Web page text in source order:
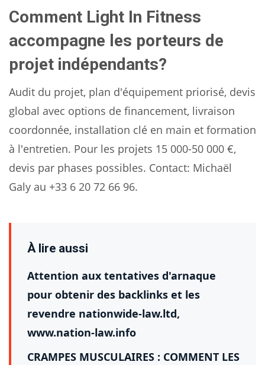
Comment Light In Fitness
accompagne les porteurs de
projet indépendants?
Audit du projet, plan d'équipement priorisé, devis
global avec options de financement, livraison
coordonnée, installation clé en main et formation
à l'entretien. Pour les projets 15 000-50 000 €,
devis par phases possibles. Contact: Michaël
Galy au +33 6 20 72 66 96.
À lire aussi
Attention aux tentatives d'arnaque
pour obtenir des backlinks et les
revendre nationwide-law.ltd,
www.nation-law.info
CRAMPES MUSCULAIRES : COMMENT LES